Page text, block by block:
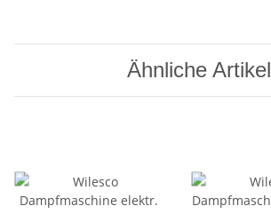
Ähnliche Artikel